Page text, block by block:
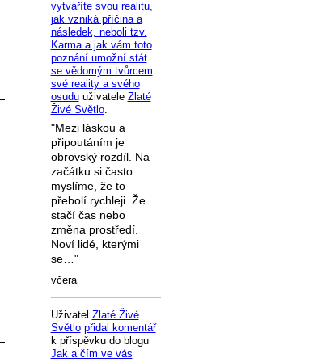
vytváříte svou realitu,
jak vzniká příčina a
následek, neboli tzv.
Karma a jak vám toto
poznání umožní stát
se vědomým tvůrcem
své reality a svého
osuduuživatele Zlaté
Živé Světlo.
"Mezi láskou a
připoutáním je
obrovský rozdíl. Na
začátku si často
myslíme, že to
přebolí rychleji. Že
stačí čas nebo
změna prostředí.
Noví lidé, kterými
se…"
včera
Uživatel Zlaté Živé
Světlo přidal komentář
k příspěvku do blogu
Jak a čím ve vás